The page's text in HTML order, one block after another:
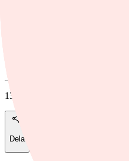
13 augusti, 2025
Dela